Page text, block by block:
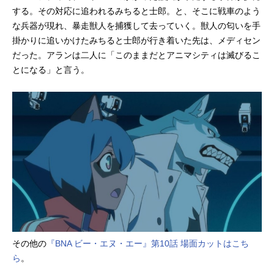
する。その対応に追われるみちると士郎。と、そこに戦車のよう
な兵器が現れ、暴走獣人を捕獲して去っていく。獣人の匂いを手
掛かりに追いかけたみちると士郎が行き着いた先は、メディセン
だった。アランは二人に「このままだとアニマシティは滅びるこ
とになる」と言う。
その他の 『BNA ビー・エヌ・エー』第10話 場面カットはこち
ら 。